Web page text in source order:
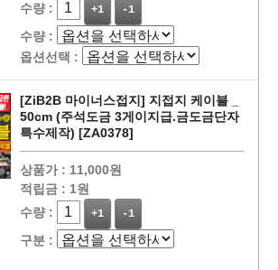
이
구매
수량 :
+1 -1
수량 :
옵션선택 :
[ZiB2B 마이너스접지] 지접지 케이블 _
50cm (주석도금 3게이지급.금도금단자
특수제작) [ZA0378]
상품가 : 11,000원
적립금 : 1원
수량 :
+1 -1
구분 :